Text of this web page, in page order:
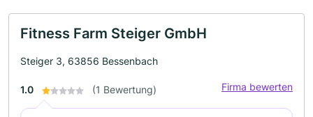
Fitness Farm Steiger GmbH
Steiger 3, 63856 Bessenbach
1.0 (1 Bewertung) Firma bewerten